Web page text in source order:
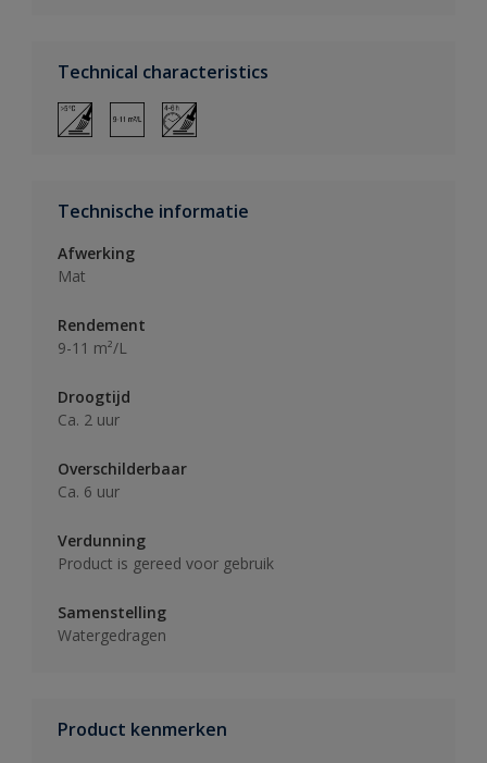
Technical characteristics
Technische informatie
Afwerking
Mat
Rendement
9-11 m²/L
Droogtijd
Ca. 2 uur
Overschilderbaar
Ca. 6 uur
Verdunning
Product is gereed voor gebruik
Samenstelling
Watergedragen
Product kenmerken